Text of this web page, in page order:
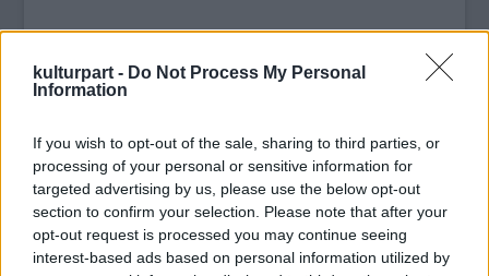
kulturpart - Do Not Process My Personal
Information
If you wish to opt-out of the sale, sharing to third parties, or
processing of your personal or sensitive information for
targeted advertising by us, please use the below opt-out
section to confirm your selection. Please note that after your
opt-out request is processed you may continue seeing
interest-based ads based on personal information utilized by
Feszl Frigyes tervei alapján csak 1865-re
nyitja meg újra kapuit a Vigadó, amely jeles
eseményeknek ad otthont. 1867-ben itt
majd itt születik meg Pest, Buda és Óbuda
egyesítésével Budapest.
Hangversenytermében megfordul Strauss,
Liszt, Erkel, Wagner, Bartók vagy éppen
Dohnányi, koncerttermében fellép többek
közt Brahms, Saint-Saëns, Debussy, vezényel